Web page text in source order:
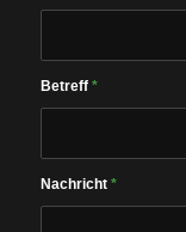
Betreff *
Nach­richt *